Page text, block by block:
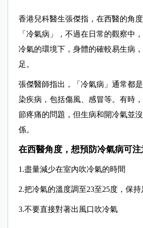
香港兒科醫生張傑指，在西醫的角
「冷氣病」，不過在日常的觀察中
冷氣的環境下，身體的確較易生病
足。
張傑醫師指出，「冷氣病」通常都
染疾病，包括傷風、感冒等。有時
節疼痛的問題，但生病和開冷氣並
係。
在西醫角度，想預防冷氣病可注
1.盡量減少在室內吹冷氣的時間
2.把冷氣的溫度調至23至25度，保
3.不要直接對著出風口吹冷氣